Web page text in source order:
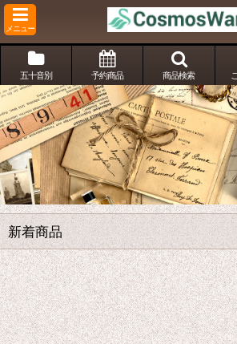
メニュー
五十音別 予約商品 商品検索
新着商品